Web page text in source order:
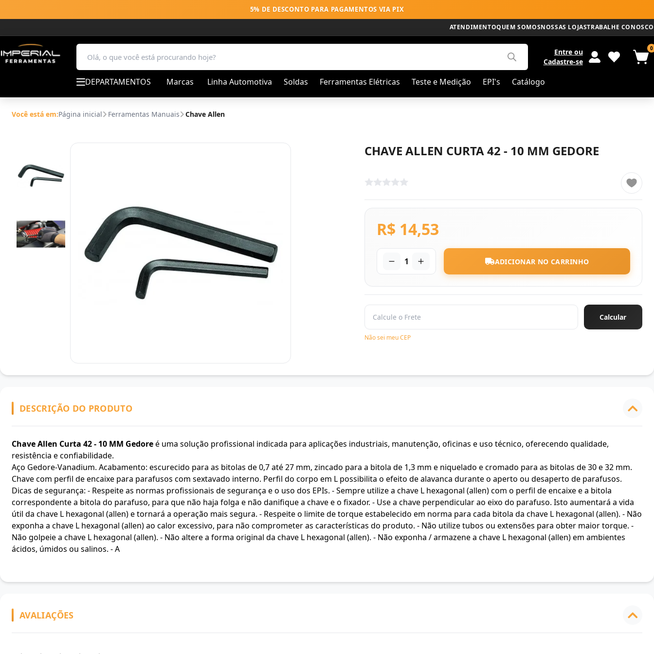
5% DE DESCONTO PARA PAGAMENTOS VIA PIX
ATENDIMENTOQUEM SOMOSNOSSAS LOJASTRABALHE CONOSCO
DEPARTAMENTOS Marcas Linha Automotiva Soldas Ferramentas Elétricas Teste e Medição EPI's Catálogo
Entre ou
Cadastre-se
0
Você está em:Página inicial Ferramentas Manuais Chave Allen
CHAVE ALLEN CURTA 42 - 10 MM GEDORE
R$ 14,53
1 ADICIONAR NO CARRINHO
Não sei meu CEP
DESCRIÇÃO DO PRODUTO
Chave Allen Curta 42 - 10 MM Gedoreé uma solução profissional indicada para aplicações industriais, manutenção, oficinas e uso técnico, oferecendo qualidade,
resistência e confiabilidade.
Aço Gedore-Vanadium. Acabamento: escurecido para as bitolas de 0,7 até 27 mm, zincado para a bitola de 1,3 mm e niquelado e cromado para as bitolas de 30 e 32 mm.
Chave com perfil de encaixe para parafusos com sextavado interno. Perfil do corpo em L possibilita o efeito de alavanca durante o aperto ou desaperto de parafusos.
Dicas de segurança: - Respeite as normas profissionais de segurança e o uso dos EPIs. - Sempre utilize a chave L hexagonal (allen) com o perfil de encaixe e a bitola
correspondente a bitola do parafuso, para que não haja folga e não danifique a chave e o fixador. - Use a chave perpendicular ao eixo do parafuso. Isto aumentará a vida
útil da chave L hexagonal (allen) e tornará a operação mais segura. - Respeite o limite de torque estabelecido em norma para cada bitola da chave L hexagonal (allen). - Não
exponha a chave L hexagonal (allen) ao calor excessivo, para não comprometer as características do produto. - Não utilize tubos ou extensões para obter maior torque. -
Não golpeie a chave L hexagonal (allen). - Não altere a forma original da chave L hexagonal (allen). - Não exponha / armazene a chave L hexagonal (allen) em ambientes
ácidos, úmidos ou salinos. - A
AVALIAÇÕES